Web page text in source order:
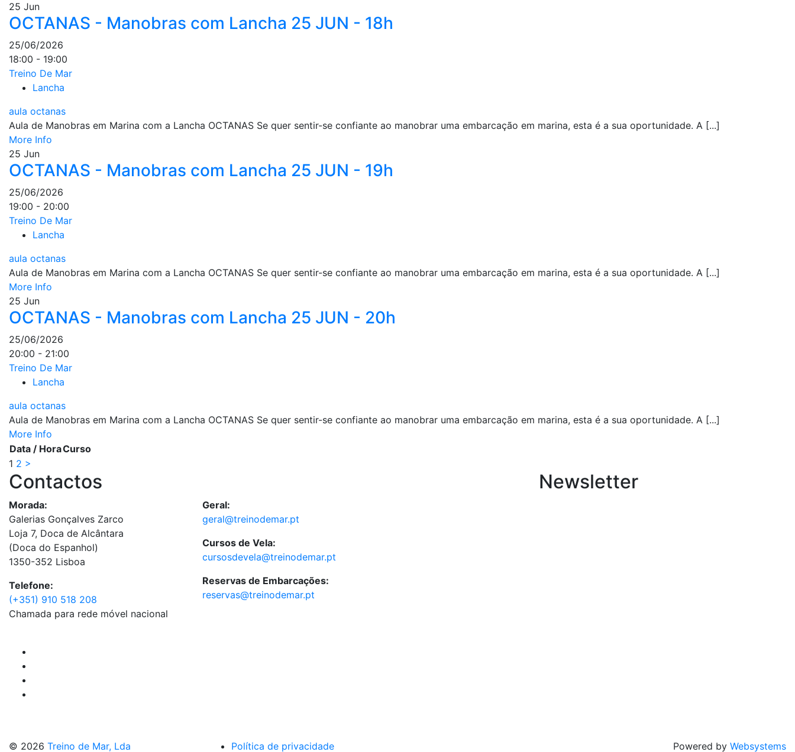
25 Jun
OCTANAS - Manobras com Lancha 25 JUN - 18h
25/06/2026
18:00 - 19:00
Treino De Mar
Lancha
aula octanas
Aula de Manobras em Marina com a Lancha OCTANAS Se quer sentir-se confiante ao manobrar uma embarcação em marina, esta é a sua oportunidade. A [...]
More Info
25 Jun
OCTANAS - Manobras com Lancha 25 JUN - 19h
25/06/2026
19:00 - 20:00
Treino De Mar
Lancha
aula octanas
Aula de Manobras em Marina com a Lancha OCTANAS Se quer sentir-se confiante ao manobrar uma embarcação em marina, esta é a sua oportunidade. A [...]
More Info
25 Jun
OCTANAS - Manobras com Lancha 25 JUN - 20h
25/06/2026
20:00 - 21:00
Treino De Mar
Lancha
aula octanas
Aula de Manobras em Marina com a Lancha OCTANAS Se quer sentir-se confiante ao manobrar uma embarcação em marina, esta é a sua oportunidade. A [...]
More Info
Data / HoraCurso
1 2 >
Contactos
Morada:
Galerias Gonçalves Zarco
Loja 7, Doca de Alcântara
(Doca do Espanhol)
1350-352 Lisboa
Telefone:
(+351) 910 518 208
Chamada para rede móvel nacional
Geral:
geral@treinodemar.pt
Cursos de Vela:
cursosdevela@treinodemar.pt
Reservas de Embarcações:
reservas@treinodemar.pt
Newsletter
© 2026 Treino de Mar, Lda Política de privacidade Powered by Websystems